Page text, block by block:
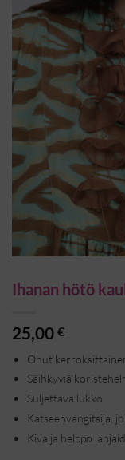
Ihanan hötö
25,00 €
Ohut
Säihkyviä
Suljettava lukko
Katseenvangitsija,
Kiva ja helppo